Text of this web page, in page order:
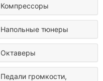
Компрессоры
Напольные тюнеры
Октаверы
Педали громкости,